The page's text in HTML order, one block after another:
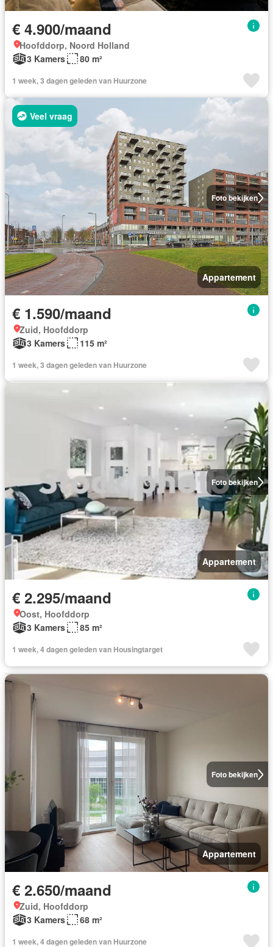
€ 4.900/maand
Hoofddorp, Noord Holland
3 Kamers
80 m²
1 week, 3 dagen geleden van Huurzone
Foto bekijken
Veel vraag
Appartement
€ 1.590/maand
Zuid, Hoofddorp
3 Kamers
115 m²
1 week, 3 dagen geleden van Huurzone
Foto bekijken
Appartement
€ 2.295/maand
Oost, Hoofddorp
3 Kamers
85 m²
1 week, 4 dagen geleden van Housingtarget
Foto bekijken
Appartement
€ 2.650/maand
Zuid, Hoofddorp
3 Kamers
68 m²
1 week, 4 dagen geleden van Huurzone